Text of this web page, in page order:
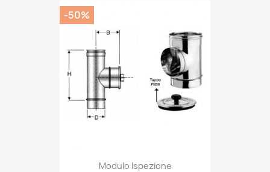
Modulo Ispezione
-50%